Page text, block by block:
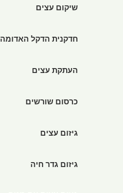
שיקום עצים
חדקנית הדקל האדומה
העתקת עצים
כרסום שורשים
גיזום עצים
גיזום גדר חיה